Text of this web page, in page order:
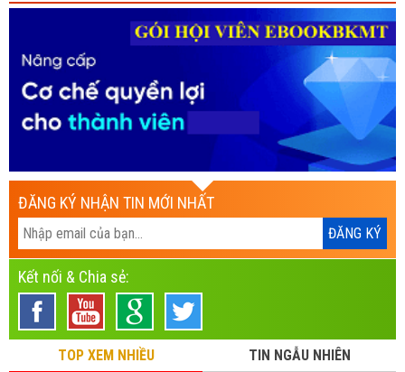
ĐĂNG KÝ NHẬN TIN MỚI NHẤT
Kết nối & Chia sẻ:
TOP XEM NHIỀU
TIN NGẪU NHIÊN